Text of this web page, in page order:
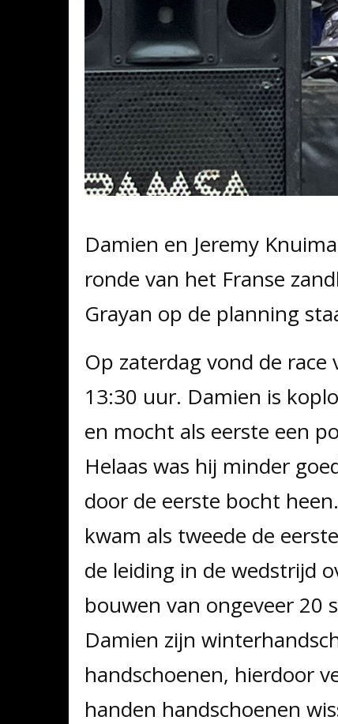
Damien en Jeremy
ronde van het Franse
Grayan op de planning
Op zaterdag vond de
13:30 uur. Damien is
en mocht als eerste een
Helaas was hij minder
door de eerste bocht
kwam als tweede de
de leiding in de wedstrijd
bouwen van ongeveer 20
Damien zijn
handschoenen, hierdoor
handen handschoenen